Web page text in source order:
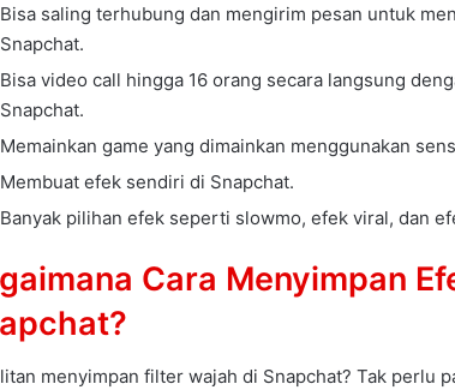
Bisa saling terhubung dan mengirim pesan untuk
Snapchat.
Bisa video call hingga 16 orang secara langsung
Snapchat.
Memainkan game yang dimainkan menggunakan
Membuat efek sendiri di Snapchat.
Banyak pilihan efek seperti slowmo, efek viral, dan
Cara Menyimpan
menyimpan filter wajah di Snapchat? Tak perlu